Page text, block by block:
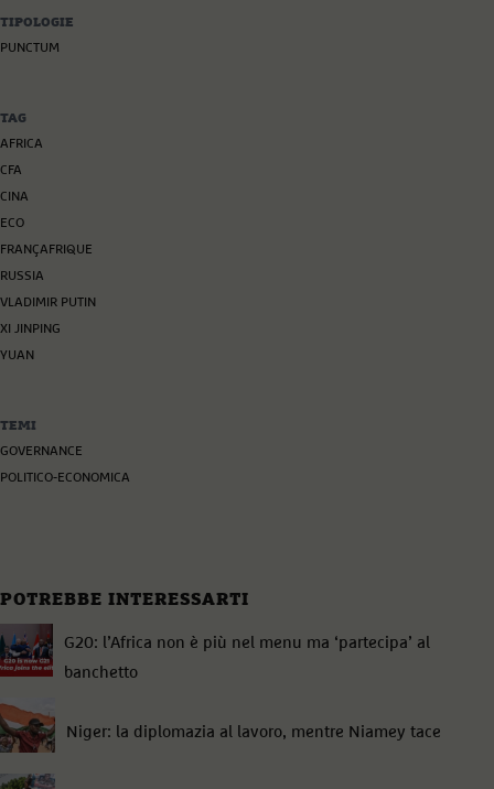
TIPOLOGIE
PUNCTUM
TAG
AFRICA
CFA
CINA
ECO
FRANÇAFRIQUE
RUSSIA
VLADIMIR PUTIN
XI JINPING
YUAN
TEMI
GOVERNANCE
POLITICO-ECONOMICA
POTREBBE INTERESSARTI
G20: l’Africa non è più nel menu ma ‘partecipa’ al
banchetto
Niger: la diplomazia al lavoro, mentre Niamey tace